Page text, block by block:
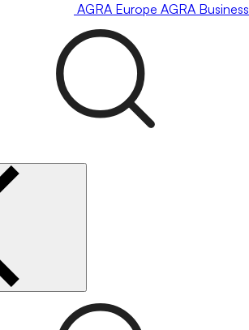
AGRA Europe AGRA Business